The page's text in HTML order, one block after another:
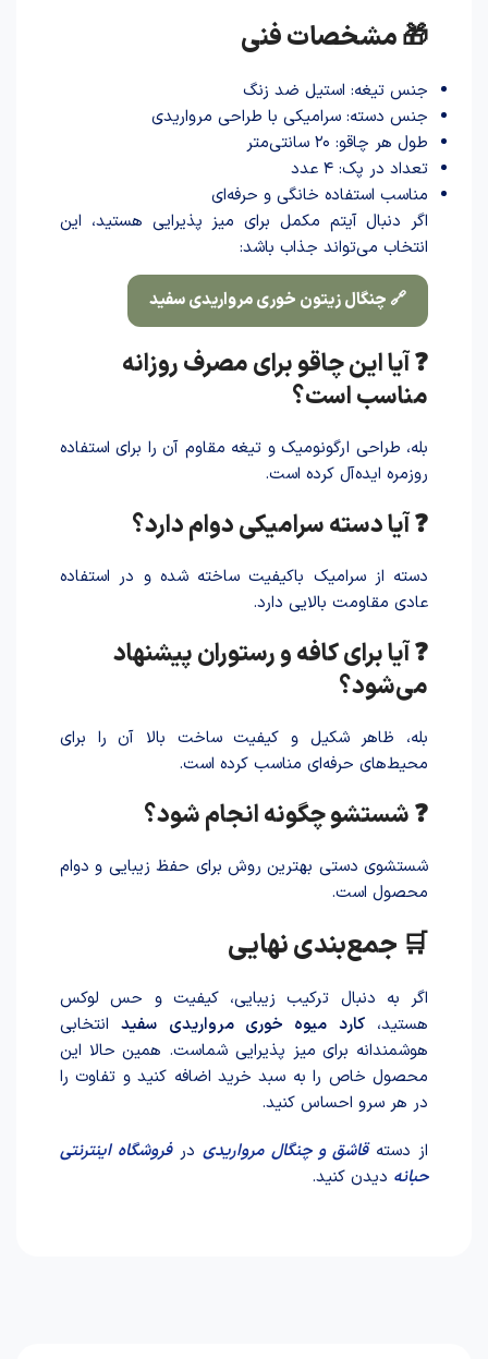
🎁 مشخصات فنی
جنس تیغه: استیل ضد زنگ
جنس دسته: سرامیکی با طراحی مرواریدی
طول هر چاقو: ۲۰ سانتی‌متر
تعداد در پک: ۴ عدد
مناسب استفاده خانگی و حرفه‌ای
اگر دنبال آیتم مکمل برای میز پذیرایی هستید، این
انتخاب می‌تواند جذاب باشد:
🔗 چنگال زیتون خوری مرواریدی سفید
❓ آیا این چاقو برای مصرف روزانه
مناسب است؟
بله، طراحی ارگونومیک و تیغه مقاوم آن را برای استفاده
روزمره ایده‌آل کرده است.
❓ آیا دسته سرامیکی دوام دارد؟
دسته از سرامیک باکیفیت سا‌خته شد‌ه و در استفاده
عادی مقاومت بالایی دارد.
❓ آیا برای کافه و رستوران پیشنهاد
می‌شود؟
بله، ظاهر شکیل و کیفیت ساخت بالا آن را برای
محیط‌های حرفه‌ای مناسب کرده است.
❓ شستشو چگونه انجام شود؟
شستشوی دستی بهترین روش برای حفظ زیبایی و دوام
محصول است.
🛒 جمع‌بندی نهایی
اگر به دنبال ترکیب زیبایی، کیفیت و حس لوکس
هستید،کارد میوه خوری مرواریدی سفیدانتخابی
هوشمندانه برای میز پذیرایی شماست. همین حالا این
محصول خاص را به سبد خرید اضافه کنید و تفاوت را
در هر سرو احساس کنید.
از دستهقاشق و چنگال مرواریدیدرفروشگاه اینترنتی
حبانه دیدن کنید.